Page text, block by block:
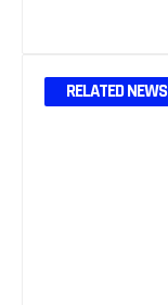
RELATED NEWS